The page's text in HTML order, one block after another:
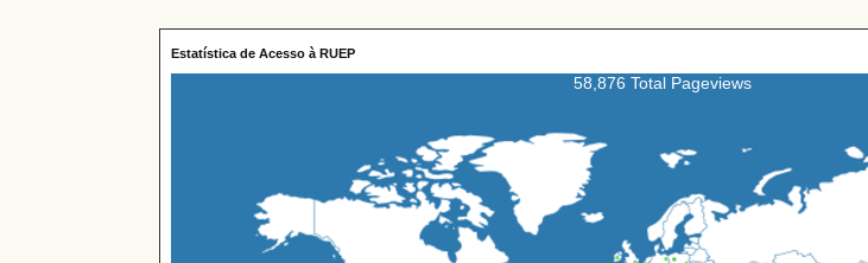
Estatística de Acesso à RUEP
58,876 Total Pageviews